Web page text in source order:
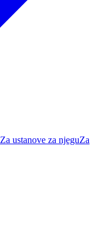
Za ustanove za njeguZa